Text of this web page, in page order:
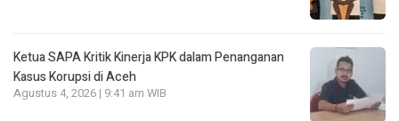
Ketua SAPA Kritik Kinerja KPK dalam Penanganan
Kasus Korupsi di Aceh
Agustus 4, 2026 | 9:41 am WIB